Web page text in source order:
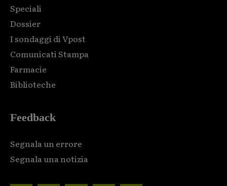
Speciali
Dossier
I sondaggi di Vpost
Comunicati Stampa
Farmacie
Biblioteche
Feedback
Segnala un errore
Segnala una notizia